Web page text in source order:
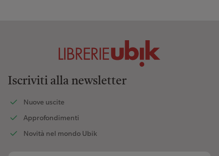
Iscriviti alla newsletter
Nuove uscite
Approfondimenti
Novità nel mondo Ubik